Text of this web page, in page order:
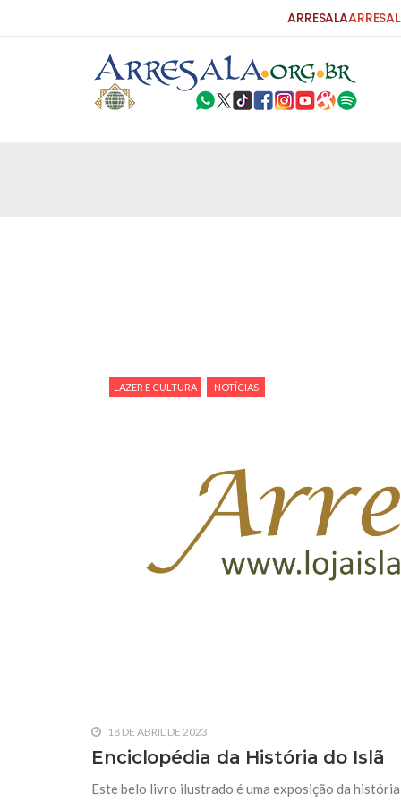
ARRESALA
relembramos o martírio do quarto Imam dos
Hussein Ibn Ali Ibn Abi Táleb (A.S.), conhecido
LAZER E CULTURA NOTÍCIAS
18 DE ABRIL DE 2023
Enciclopédia da História do Islã
Este belo livro ilustrado é uma exposição da